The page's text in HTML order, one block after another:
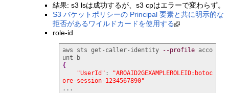
結果: s3 lsは成功するが、s3 cpはエラーで変わらず。
S3 バケットポリシーの Principal 要素と共に明示的な
拒否があるワイルドカードを使用する
role-id
aws sts get-caller-identity --profile acco
unt-b
{
"UserId" :
"AROAID2GEXAMPLEROLEID:botoc
ore-session-1234567890"
...